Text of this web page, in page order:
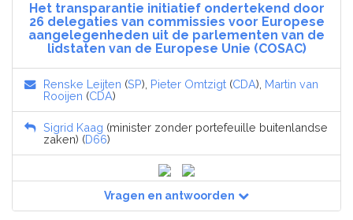
Het transparantie initiatief ondertekend door
26 delegaties van commissies voor Europese
aangelegenheden uit de parlementen van de
lidstaten van de Europese Unie (COSAC)
Renske Leijten (SP), Pieter Omtzigt (CDA), Martin van
Rooijen (CDA)
Sigrid Kaag (minister zonder portefeuille buitenlandse
zaken) (D66)
Vragen en antwoorden